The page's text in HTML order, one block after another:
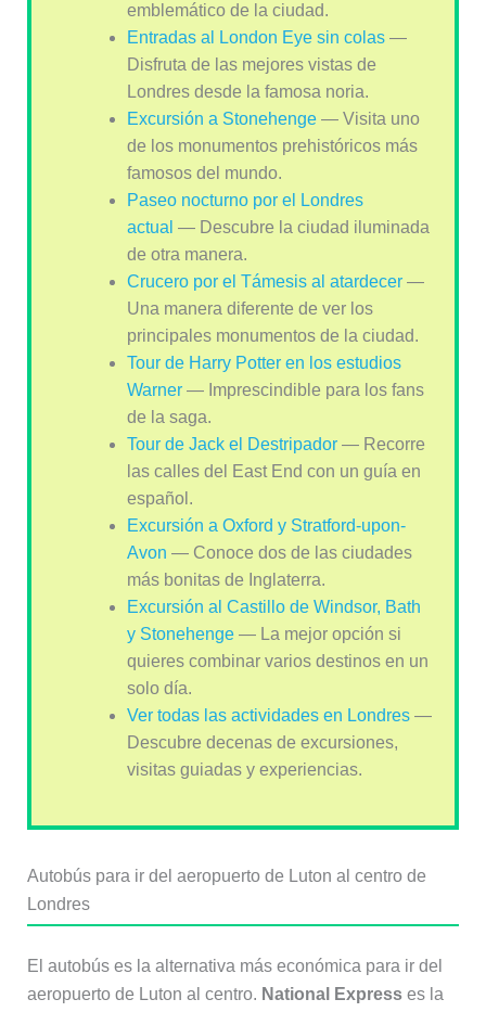
emblemático de la ciudad.
Entradas al London Eye sin colas—
Disfruta de las mejores vistas de
Londres desde la famosa noria.
Excursión a Stonehenge— Visita uno
de los monumentos prehistóricos más
famosos del mundo.
Paseo nocturno por el Londres
actual — Descubre la ciudad iluminada
de otra manera.
Crucero por el Támesis al atardecer—
Una manera diferente de ver los
principales monumentos de la ciudad.
Tour de Harry Potter en los estudios
Warner— Imprescindible para los fans
de la saga.
Tour de Jack el Destripador— Recorre
las calles del East End con un guía en
español.
Excursión a Oxford y Stratford-upon-
Avon — Conoce dos de las ciudades
más bonitas de Inglaterra.
Excursión al Castillo de Windsor, Bath
y Stonehenge— La mejor opción si
quieres combinar varios destinos en un
solo día.
Ver todas las actividades en Londres—
Descubre decenas de excursiones,
visitas guiadas y experiencias.
Autobús para ir del aeropuerto de Luton al centro de
Londres
El autobús es la alternativa más económica para ir del
aeropuerto de Luton al centro. National Expresses la